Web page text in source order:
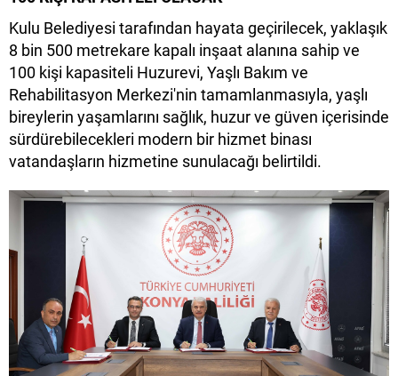
Kulu Belediyesi tarafından hayata geçirilecek, yaklaşık
8 bin 500 metrekare kapalı inşaat alanına sahip ve
100 kişi kapasiteli Huzurevi, Yaşlı Bakım ve
Rehabilitasyon Merkezi'nin tamamlanmasıyla, yaşlı
bireylerin yaşamlarını sağlık, huzur ve güven içerisinde
sürdürebilecekleri modern bir hizmet binası
vatandaşların hizmetine sunulacağı belirtildi.